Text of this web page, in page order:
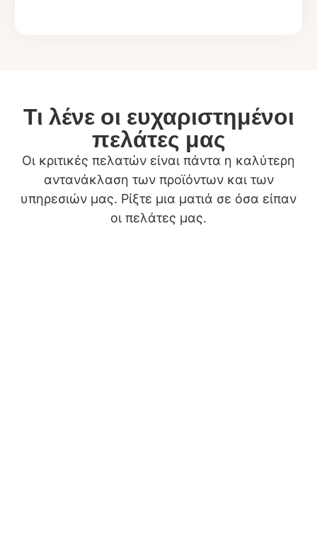
Τι λένε οι ευχαριστημένοι
πελάτες μας
Οι κριτικές πελατών είναι πάντα η καλύτερη
αντανάκλαση των προϊόντων και των
υπηρεσιών μας. Ρίξτε μια ματιά σε όσα είπαν
οι πελάτες μας.